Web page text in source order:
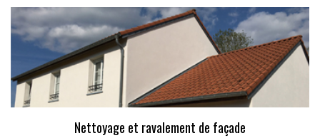
Nettoyage et ravalement de façade